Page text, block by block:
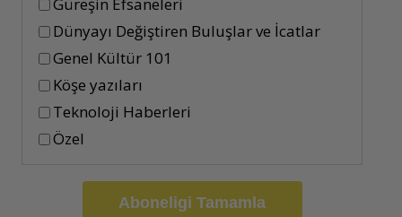
Güreşin Efsaneleri
Dünyayı Değiştiren Buluşlar ve İcatlar
Genel Kültür 101
Köşe yazıları
Teknoloji Haberleri
Özel
Aboneligi Tamamla